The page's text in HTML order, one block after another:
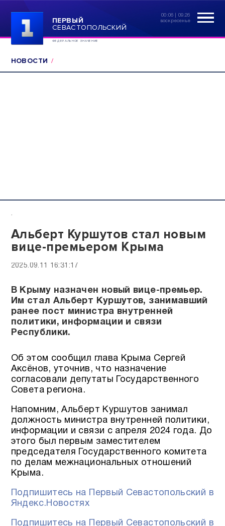
ПЕРВЫЙ
СЕВАСТОПОЛЬСКИЙ
ФЕДЕРАЛЬНОЕ ЗНАЧЕНИЕ
00:06 | 09.26
воскресенье
НОВОСТИ
.
Альберт Куршутов стал новым
вице-премьером Крыма
2025.09.11 16:31:17
В Крыму назначен новый вице-премьер.
Им стал Альберт Куршутов, занимавший
ранее пост министра внутренней
политики, информации и связи
Республики.
Об этом сообщил глава Крыма Сергей
Аксёнов, уточнив, что назначение
согласовали депутаты Государственного
Совета региона.
Напомним, Альберт Куршутов занимал
должность министра внутренней политики,
информации и связи с апреля 2024 года. До
этого был первым заместителем
председателя Государственного комитета
по делам межнациональных отношений
Крыма.
Подпишитесь на Первый Севастопольский в
Яндекс.Новостях
Подпишитесь на Первый Севастопольский в